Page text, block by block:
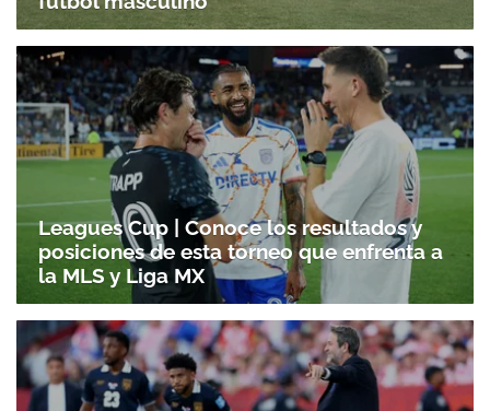
Leagues Cup | Conoce los resultados y
posiciones de esta torneo que enfrenta a
la MLS y Liga MX